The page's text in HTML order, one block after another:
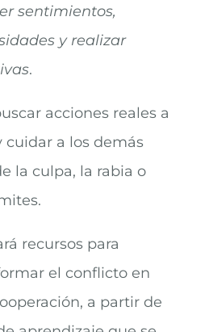
sentimientos,
y realizar
.
acciones reales a
a los demás
la culpa, la rabia o
recursos para
el conflicto en
a partir de